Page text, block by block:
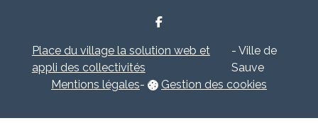
Place du village la solution web et
appli des collectivités
- Ville de
Sauve
Mentions légales- Gestion des cookies